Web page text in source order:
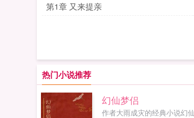
第1章 又来提亲
热门小说推荐
幻仙梦侣
作者大雨成灾的经典小说幻